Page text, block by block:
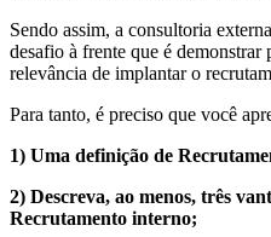
Sendo assim, a consultoria
desafio à frente que é demonstrar
relevância de implantar o
Para tanto, é preciso que você
1) Uma definição de
2) Descreva, ao menos, três
Recrutamento interno;